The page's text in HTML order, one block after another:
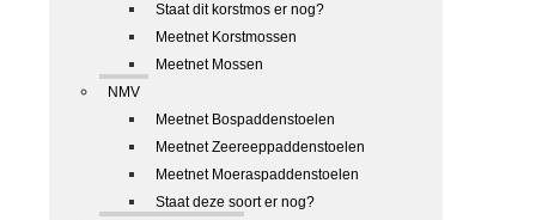
Staat dit korstmos er nog?
Meetnet Korstmossen
Meetnet Mossen
NMV
Meetnet Bospaddenstoelen
Meetnet Zeereeppaddenstoelen
Meetnet Moeraspaddenstoelen
Staat deze soort er nog?